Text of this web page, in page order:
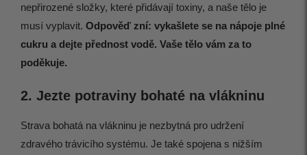
nepřirozené složky, které přidávají toxiny, a naše tělo je
musí vyplavit. Odpověď zní: vykašlete se na nápoje plné
cukru a dejte přednost vodě. Vaše tělo vám za to
poděkuje.
2. Jezte potraviny bohaté na vlákninu
Strava bohatá na vlákninu je nezbytná pro udržení
zdravého trávicího systému. Je také spojena s nižším